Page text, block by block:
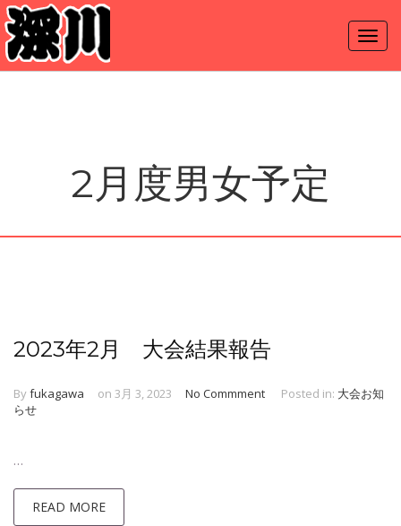
2月度男女予定
2023年2月 大会結果報告
Byfukagawa on 3月 3, 2023 No Commment Posted in: 大会お知
らせ
…
READ MORE